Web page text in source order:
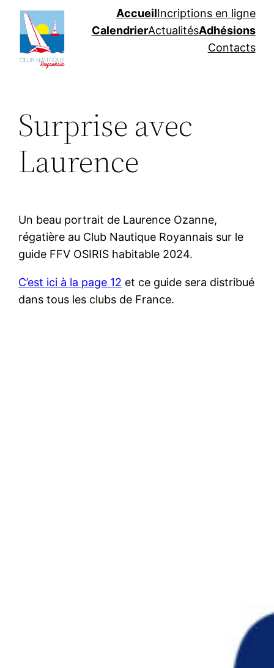
Aller
contenu
AccueilIncriptions en ligne
CalendrierActualitésAdhésions
Contacts
Surprise avec
Laurence
Un beau portrait de Laurence Ozanne,
régatière au Club Nautique Royannais sur le
guide FFV OSIRIS habitable 2024.
C’est ici à la page 12 et ce guide sera distribué
dans tous les clubs de France.